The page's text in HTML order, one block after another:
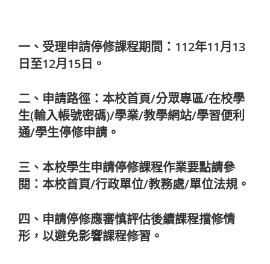
一、受理申請停修課程期間：112年11月13
日至12月15日。
二、申請路徑：本校首頁/分眾專區/在校學
生(輸入帳號密碼)/學業/教學網站/學習便利
通/學生停修申請。
三、本校學生申請停修課程作業要點請參
閱：本校首頁/行政單位/教務處/單位法規。
四、申請停修應審慎評估後續課程擋修情
形，以避免影響課程修習。